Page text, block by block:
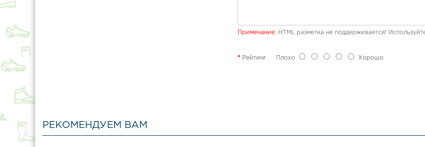
Примечание: HTML разметка не поддерживается!
Рейтинг Плохо Хорошо
РЕКОМЕНДУЕМ ВАМ